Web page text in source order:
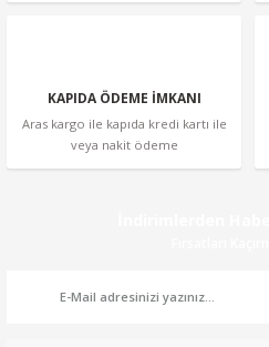
KAPIDA ÖDEME İMKANI
Aras kargo ile kapıda kredi kartı ile
veya nakit ödeme